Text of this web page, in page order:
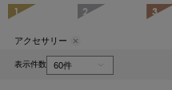
1 2 3
アクセサリー
表示件数